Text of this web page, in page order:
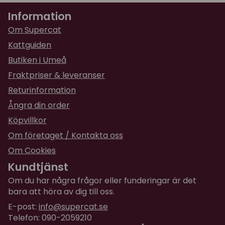
Sofie
för 2 år sedan
Information
Om Supercat
Kattguiden
Butiken i Umeå
Fraktpriser & leveranser
Returinformation
Ångra din order
Köpvillkor
Om företaget / Kontakta oss
Om Cookies
Kundtjänst
Om du har några frågor eller funderingar är det
bara att höra av dig till oss.
E-post: info@supercat.se
Telefon: 090-2059210